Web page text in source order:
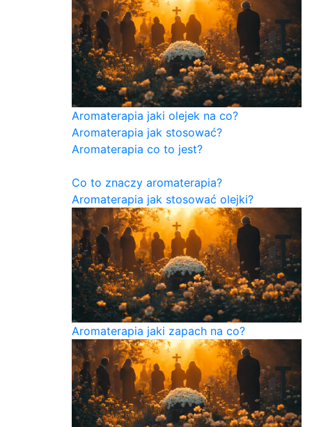
Aromaterapia jaki olejek na co?
Aromaterapia jak stosować?
Aromaterapia co to jest?
Co to znaczy aromaterapia?
Aromaterapia jak stosować olejki?
Aromaterapia jaki zapach na co?